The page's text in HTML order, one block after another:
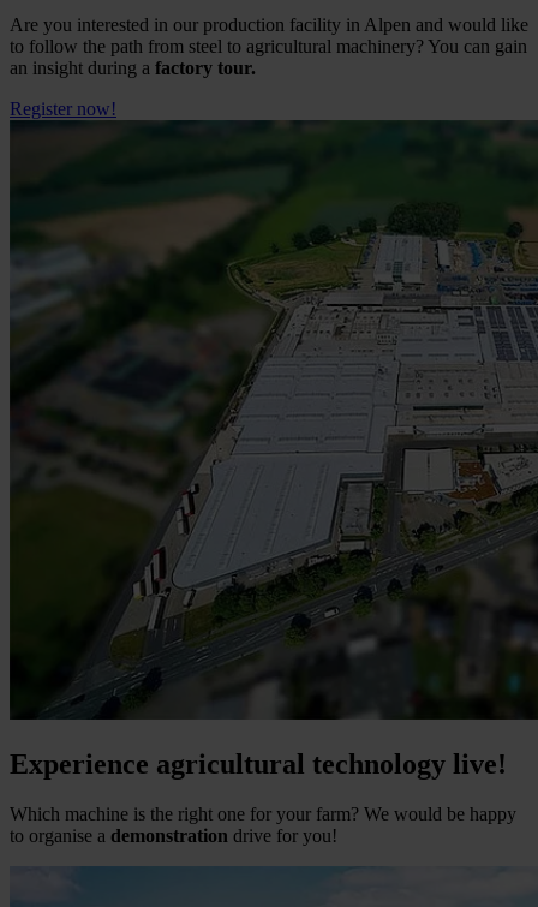
Are you interested in our production facility in Alpen and would like
to follow the path from steel to agricultural machinery? You can gain
an insight during a factory tour.
Register now!
Experience agricultural technology live!
Which machine is the right one for your farm? We would be happy
to organise a demonstration drive for you!